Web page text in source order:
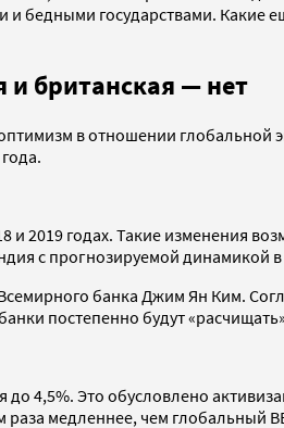
и бедными государствами.
и британская — нет
в отношении глобальной
2019 годах. Такие изменения
с прогнозируемой динамикой в
банка Джим Ян Ким.
постепенно будут
до 4,5%. Это обусловлено
медленнее, чем глобальный